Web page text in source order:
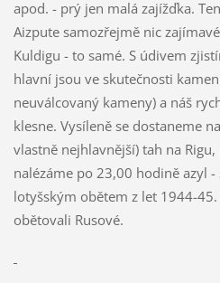
apod. - prý jen malá zajížďka.
Aizpute samozřejmě nic
Kuldigu - to samé. S údivem
hlavní jsou ve skutečnosti
neuválcovaný kameny) a náš
klesne. Vysíleně se dostaneme
vlastně nejhlavnější) tah na
nalézáme po 23,00 hodině azyl
lotyšským obětem z let 1944-
obětovali Rusové.